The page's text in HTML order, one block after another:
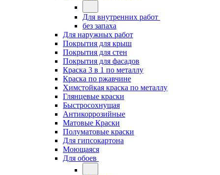
Для внутренних работ
без запаха
Для наружных работ
Покрытия для крыш
Покрытия для стен
Покрытия для фасадов
Краска 3 в 1 по металлу
Краска по ржавчине
Химстойкая краска по металлу
Глянцевые краски
Быстросохнущая
Антикоррозийные
Матовые Краски
Полуматовые краски
Для гипсокартона
Моющаяся
Для обоев